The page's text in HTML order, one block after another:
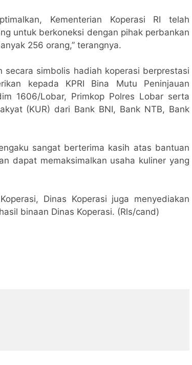
Kementerian Koperasi RI telah
untuk berkoneksi dengan pihak perbankan
256 orang,” terangnya.
simbolis hadiah koperasi berprestasi
kepada KPRI Bina Mutu Peninjauan
1606/Lobar, Primkop Polres Lobar serta
(KUR) dari Bank BNI, Bank NTB, Bank
sangat berterima kasih atas bantuan
dapat memaksimalkan usaha kuliner yang
Dinas Koperasi juga menyediakan
binaan Dinas Koperasi. (Rls/cand)